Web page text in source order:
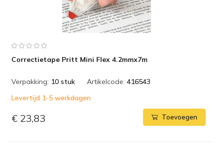
Correctietape Pritt Mini Flex 4.2mmx7m
Verpakking: 10 stuk Artikelcode: 416543
Levertijd 1-5 werkdagen
€ 23,83 Toevoegen